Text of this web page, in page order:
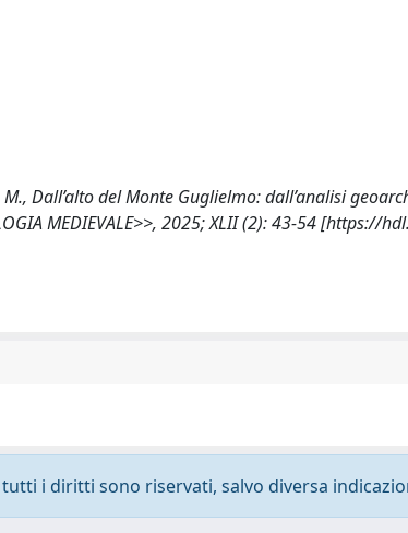
Dall’alto del Monte Guglielmo: dall’analisi
MEDIEVALE>>, 2025; XLII (2): 43-54 [https://
i diritti sono riservati, salvo diversa